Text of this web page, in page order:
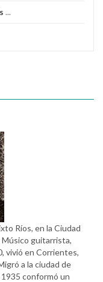
...
Ríos, en la Ciudad
Músico guitarrista,
vivió en Corrientes,
a la ciudad de
conformó un